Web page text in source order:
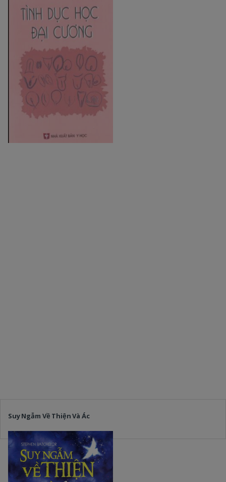
Suy Ngẫm Về Thiện Và Ác